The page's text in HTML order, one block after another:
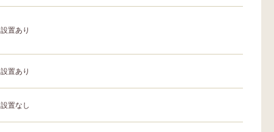
設置あり
設置あり
設置なし